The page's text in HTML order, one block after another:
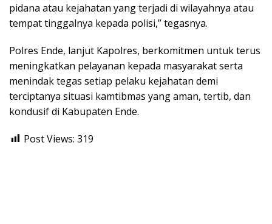
pidana atau kejahatan yang terjadi di wilayahnya atau
tempat tinggalnya kepada polisi,” tegasnya.
Polres Ende, lanjut Kapolres, berkomitmen untuk terus
meningkatkan pelayanan kepada masyarakat serta
menindak tegas setiap pelaku kejahatan demi
terciptanya situasi kamtibmas yang aman, tertib, dan
kondusif di Kabupaten Ende.
Post Views: 319